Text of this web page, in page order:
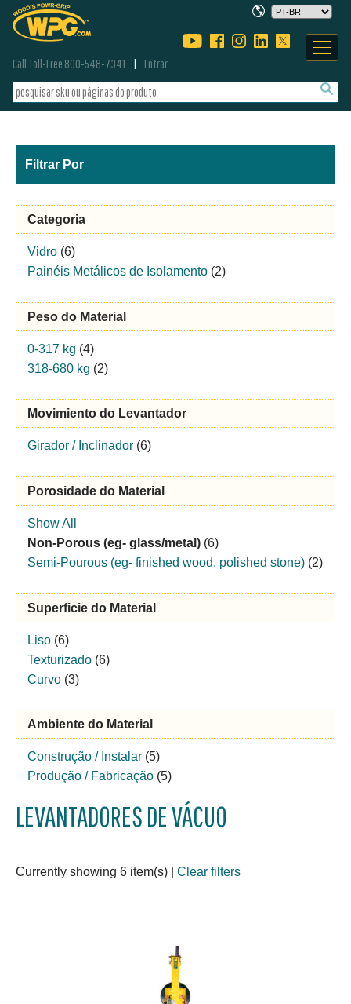
Call Toll-Free 800-548-7341 Entrar
Filtrar Por
Categoria
Vidro (6)
Painéis Metálicos de Isolamento (2)
Peso do Material
0-317 kg (4)
318-680 kg (2)
Movimiento do Levantador
Girador / Inclinador (6)
Porosidade do Material
Show All
Non-Porous (eg- glass/metal) (6)
Semi-Pourous (eg- finished wood, polished stone) (2)
Superficie do Material
Liso (6)
Texturizado (6)
Curvo (3)
Ambiente do Material
Construção / Instalar (5)
Produção / Fabricação (5)
LEVANTADORES DE VÁCUO
Currently showing 6 item(s) Clear filters